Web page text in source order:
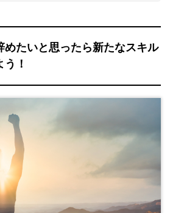
めたいと思ったら新たなスキル
！